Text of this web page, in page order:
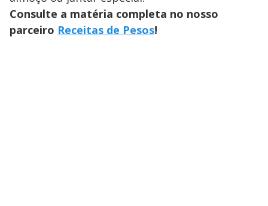
Consulte a matéria completa no nosso
parceiro Receitas de Pesos!